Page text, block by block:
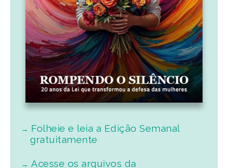
Folheie e leia a Edição Semanal
gratuitamente
Acesse os arquivos da